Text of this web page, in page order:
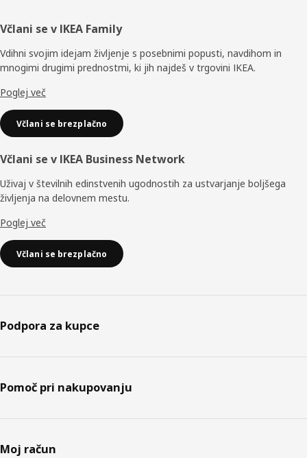
Noga
Včlani se v IKEA Family
Vdihni svojim idejam življenje s posebnimi popusti, navdihom in
mnogimi drugimi prednostmi, ki jih najdeš v trgovini IKEA.
Poglej več
Včlani se brezplačno
Včlani se v IKEA Business Network
Uživaj v številnih edinstvenih ugodnostih za ustvarjanje boljšega
življenja na delovnem mestu.
Poglej več
Včlani se brezplačno
Podpora za kupce
Pomoč pri nakupovanju
Moj račun